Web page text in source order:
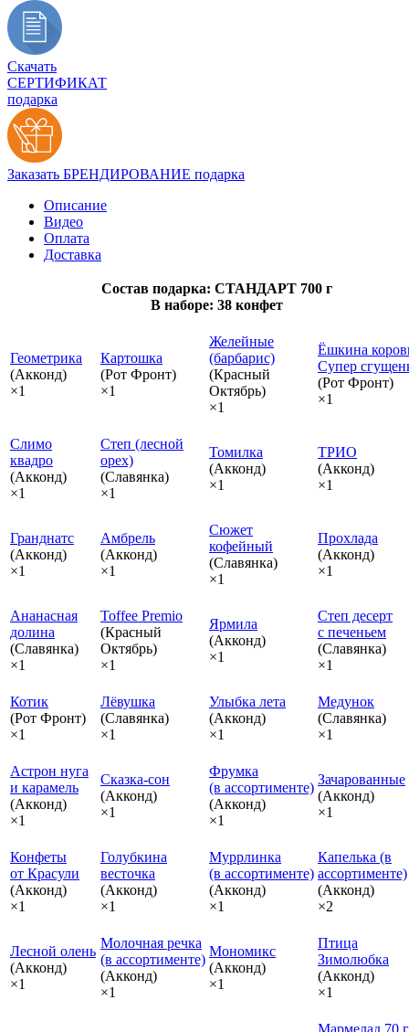
Скачать
СЕРТИФИКАТ
подарка
Заказать БРЕНДИРОВАНИЕ подарка
Описание
Видео
Оплата
Доставка
Состав подарка: СТАНДАРТ 700 г
В наборе: 38 конфет
Геометрика
(Акконд)
×1
Картошка
(Рот Фронт)
×1
Желейные
(барбарис)
(Красный
Октябрь)
×1
Ёшкина
Супер
(Рот Фронт)
×1
Слимо
квадро
(Акконд)
×1
Степ (лесной
орех)
(Славянка)
×1
Томилка
(Акконд)
×1
ТРИО
(Акконд)
×1
Гранднатс
(Акконд)
×1
Амбрель
(Акконд)
×1
Сюжет
кофейный
(Славянка)
×1
Прохлада
(Акконд)
×1
Ананасная
долина
(Славянка)
×1
Toffee Premio
(Красный
Октябрь)
×1
Ярмила
(Акконд)
×1
Степ десерт
с печеньем
(Славянка)
×1
Котик
(Рот Фронт)
×1
Лёвушка
(Славянка)
×1
Улыбка лета
(Акконд)
×1
Медунок
(Славянка)
×1
Астрон нуга
и карамель
(Акконд)
×1
Сказка‑сон
(Акконд)
×1
Фрумка
(в ассортименте)
(Акконд)
×1
Зачарованные
(Акконд)
×1
Конфеты
от Красули
(Акконд)
×1
Голубкина
весточка
(Акконд)
×1
Муррлинка
(в ассортименте)
(Акконд)
×1
Капелька (в
ассортименте)
(Акконд)
×2
Лесной олень
(Акконд)
×1
Молочная речка
(в ассортименте)
(Акконд)
×1
Мономикс
(Акконд)
×1
Птица
Зимолюбка
(Акконд)
×1
Мармелад 70 г